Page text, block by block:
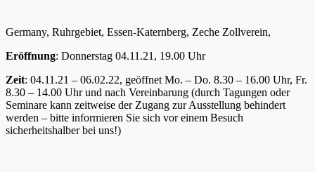
Germany, Ruhrgebiet, Essen-Katernberg, Zeche Zollverein,
Eröffnung: Donnerstag 04.11.21, 19.00 Uhr
Zeit: 04.11.21 – 06.02.22, geöffnet Mo. – Do. 8.30 – 16.00 Uhr, Fr.
8.30 – 14.00 Uhr und nach Vereinbarung (durch Tagungen oder
Seminare kann zeitweise der Zugang zur Ausstellung behindert
werden – bitte informieren Sie sich vor einem Besuch
sicherheitshalber bei uns!)